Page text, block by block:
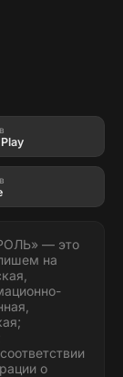
— это
на
о